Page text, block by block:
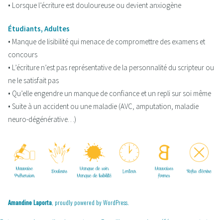
• Lorsque l’écriture est douloureuse ou devient anxiogène
Étudiants, Adultes
• Manque de lisibilité qui menace de compromettre des examens et
concours
• L’écriture n’est pas représentative de la personnalité du scripteur ou
ne le satisfait pas
• Qu’elle engendre un manque de confiance et un repli sur soi même
• Suite à un accident ou une maladie (AVC, amputation, maladie
neuro-dégénérative…)
Amandine Laporta, proudly powered by WordPress.